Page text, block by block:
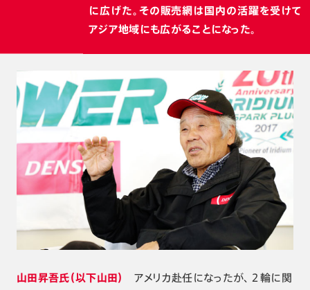
に広げた。その販売網は国内の活躍を受けて
アジア地域にも広がることになった。
山田昇吾氏（以下山田）
アメリカ赴任になったが、２輪に関